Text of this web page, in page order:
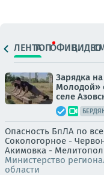
ЛЕНТАТОПОФИЦ.ВИДЕО
Зарядка
Молодой»
селе
Опасность БпЛА по
Сокологорное -
Акимовка -
Министерство
области